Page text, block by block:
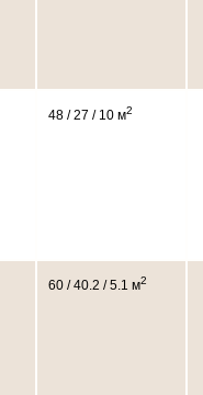
48 / 27 / 10 м2
60 / 40.2 / 5.1 м2